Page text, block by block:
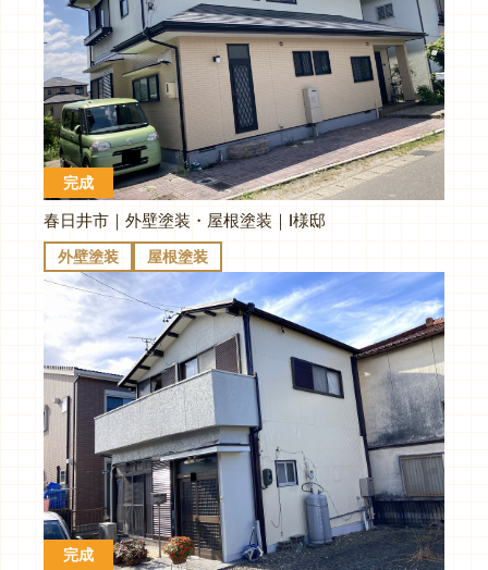
完成
春日井市｜外壁塗装・屋根塗装｜I様邸
外壁塗装 屋根塗装
完成